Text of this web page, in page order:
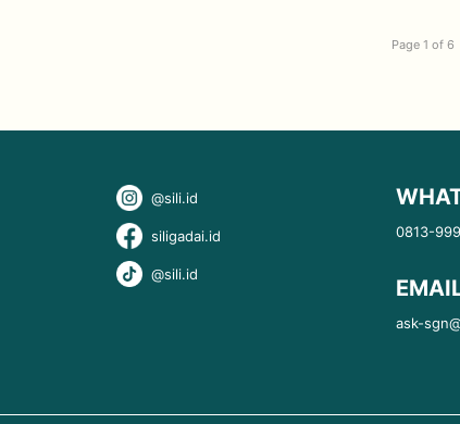
Page 1 of 6
@sili.id
siligadai.id
@sili.id
0813-
ask-